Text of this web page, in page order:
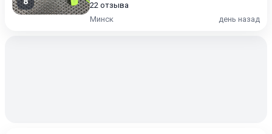
22 отзыва
Минск
день назад